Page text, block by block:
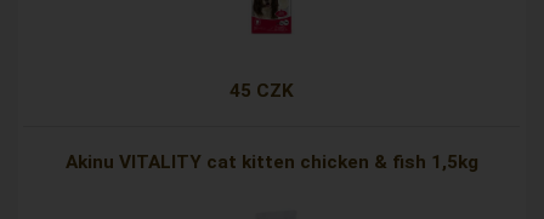
45 CZK
Akinu VITALITY cat kitten chicken & fish 1,5kg